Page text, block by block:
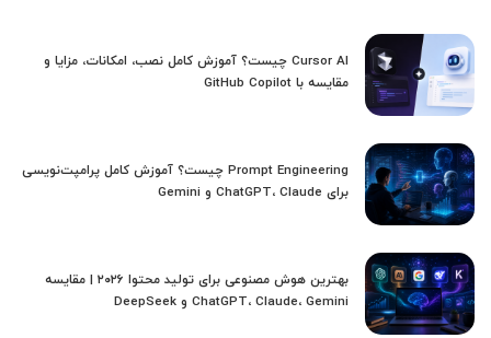
Cursor AI چیست؟ آموزش کامل نصب، امکانات، مزایا و
مقایسه با GitHub Copilot
Prompt Engineering چیست؟ آموزش کامل پرامپت‌نویسی
برای ChatGPT، Claude و Gemini
بهترین هوش مصنوعی برای تولید محتوا ۲۰۲۶ | مقایسه
ChatGPT، Claude، Gemini و DeepSeek